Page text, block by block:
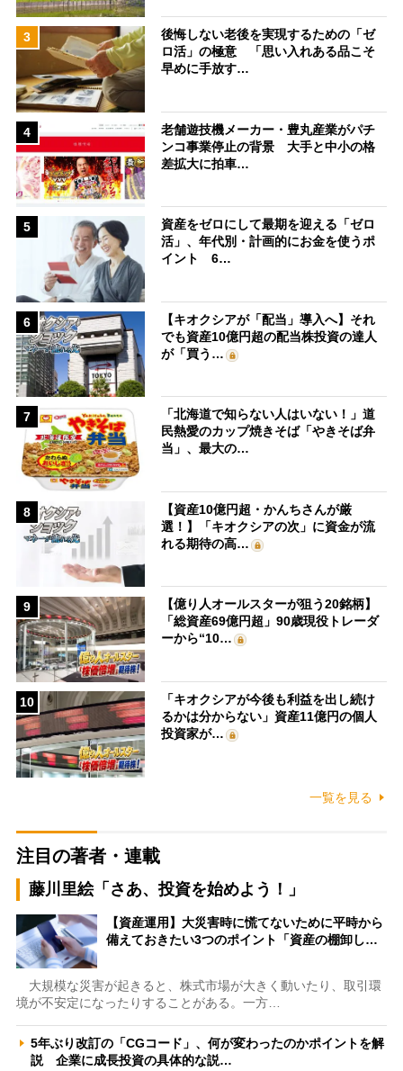
3
後悔しない老後を実現するための「ゼ
ロ活」の極意 「思い入れある品こそ
早めに手放す…
4
老舗遊技機メーカー・豊丸産業がパチ
ンコ事業停止の背景 大手と中小の格
差拡大に拍車…
5
資産をゼロにして最期を迎える「ゼロ
活」、年代別・計画的にお金を使うポ
イント 6…
6
【キオクシアが「配当」導入へ】それ
でも資産10億円超の配当株投資の達人
が「買う…
7
「北海道で知らない人はいない！」道
民熱愛のカップ焼きそば「やきそば弁
当」、最大の…
8
【資産10億円超・かんちさんが厳
選！】「キオクシアの次」に資金が流
れる期待の高…
9
【億り人オールスターが狙う20銘柄】
「総資産69億円超」90歳現役トレーダ
ーから“10…
10
「キオクシアが今後も利益を出し続け
るかは分からない」資産11億円の個人
投資家が…
一覧を見る
注目の著者・連載
藤川里絵「さあ、投資を始めよう！」
【資産運用】大災害時に慌てないために平時から
備えておきたい3つのポイント「資産の棚卸し…
大規模な災害が起きると、株式市場が大きく動いたり、取引環
境が不安定になったりすることがある。一方…
5年ぶり改訂の「CGコード」、何が変わったのかポイントを解
説 企業に成長投資の具体的な説…